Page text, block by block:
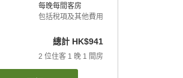
每晚每間客房
包括稅項及其他費用
總計 HK$941
2 位住客 1 晚 1 間房